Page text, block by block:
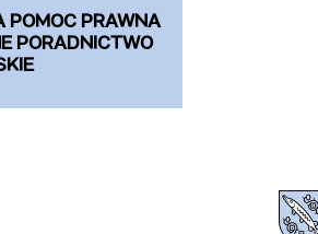
POMOC PRAWNA
PORADNICTWO